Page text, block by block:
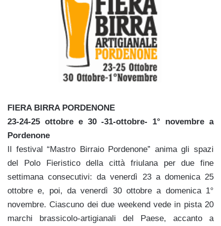
FIERA BIRRA PORDENONE
23-24-25 ottobre e 30 -31-ottobre- 1° novembre a
Pordenone
Il festival “Mastro Birraio Pordenone” anima gli spazi
del Polo Fieristico della città friulana per due fine
settimana consecutivi: da venerdì 23 a domenica 25
ottobre e, poi, da venerdì 30 ottobre a domenica 1°
novembre. Ciascuno dei due weekend vede in pista 20
marchi brassicolo-artigianali del Paese, accanto a